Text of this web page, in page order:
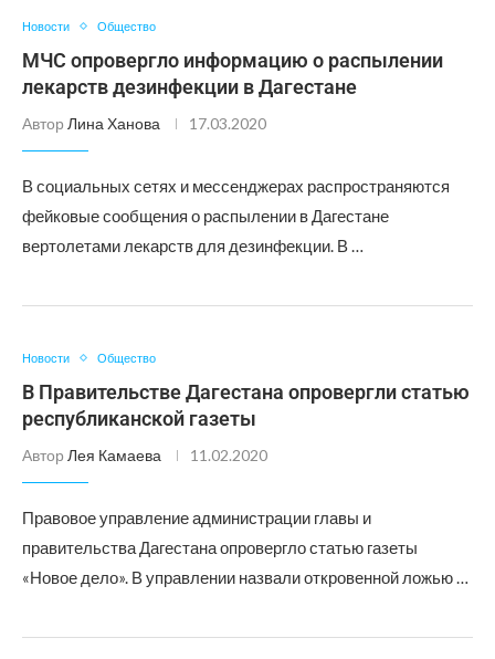
Новости Общество
МЧС опровергло информацию о распылении
лекарств дезинфекции в Дагестане
Автор Лина Ханова 17.03.2020
В социальных сетях и мессенджерах распространяются
фейковые сообщения о распылении в Дагестане
вертолетами лекарств для дезинфекции. В …
Новости Общество
В Правительстве Дагестана опровергли статью
республиканской газеты
Автор Лея Камаева 11.02.2020
Правовое управление администрации главы и
правительства Дагестана опровергло статью газеты
«Новое дело». В управлении назвали откровенной ложью …